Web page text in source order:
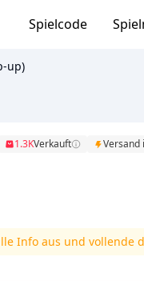
Spielcode
up)
1.3KVerkauft Versand
Info aus und vollende